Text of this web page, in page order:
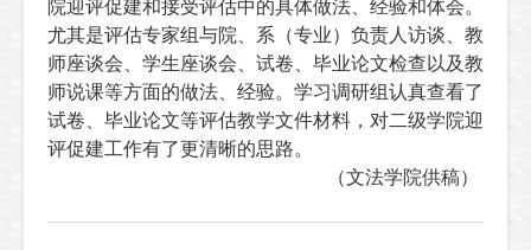
院迎评促建和接受评估中的具体做法、经验和体会。
尤其是评估专家组与院、系（专业）负责人访谈、教
师座谈会、学生座谈会、试卷、毕业论文检查以及教
师说课等方面的做法、经验。学习调研组认真查看了
试卷、毕业论文等评估教学文件材料，对二级学院迎
评促建工作有了更清晰的思路。
（文法学院供稿）